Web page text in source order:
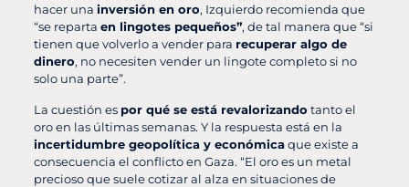
hacer una inversión en oro, Izquierdo recomienda que
“se reparta en lingotes pequeños”, de tal manera que “si
tienen que volverlo a vender para recuperar algo de
dinero, no necesiten vender un lingote completo si no
solo una parte”.
La cuestión es por qué se está revalorizando tanto el
oro en las últimas semanas. Y la respuesta está en la
incertidumbre geopolítica y económicaque existe a
consecuencia el conflicto en Gaza. “El oro es un metal
precioso que suele cotizar al alza en situaciones de